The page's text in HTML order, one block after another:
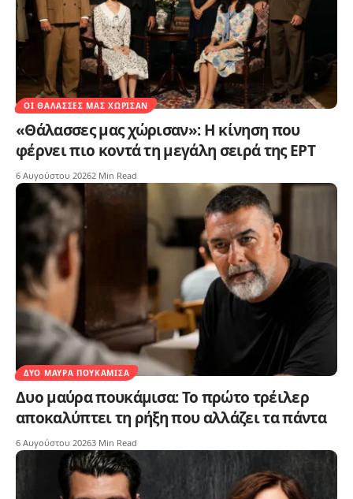
ΟΙ ΘΆΛΑΣΣΕΣ ΜΑΣ ΧΏΡΙΣΑΝ
«Θάλασσες μας χώρισαν»: Η κίνηση που
φέρνει πιο κοντά τη μεγάλη σειρά της ΕΡΤ
6 Αυγούστου 20262 Min Read
ΔΥΟ ΜΑΎΡΑ ΠΟΥΚΆΜΙΣΑ
Δυο μαύρα πουκάμισα: Το πρώτο τρέιλερ
αποκαλύπτει τη ρήξη που αλλάζει τα πάντα
6 Αυγούστου 20263 Min Read